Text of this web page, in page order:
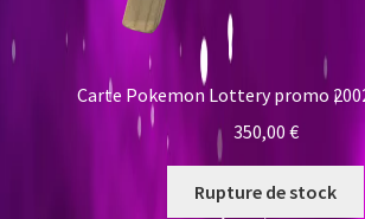
Carte Pokemon Lottery promo
350,00 €
Rupture de stock